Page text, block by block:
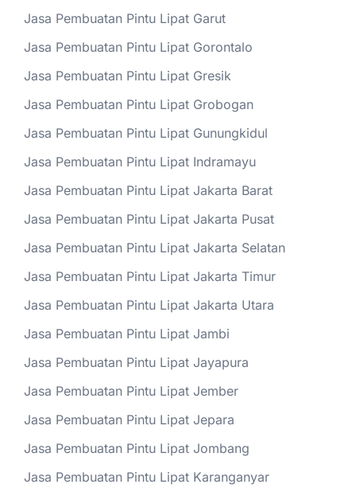
Jasa Pembuatan Pintu Lipat Garut
Jasa Pembuatan Pintu Lipat Gorontalo
Jasa Pembuatan Pintu Lipat Gresik
Jasa Pembuatan Pintu Lipat Grobogan
Jasa Pembuatan Pintu Lipat Gunungkidul
Jasa Pembuatan Pintu Lipat Indramayu
Jasa Pembuatan Pintu Lipat Jakarta Barat
Jasa Pembuatan Pintu Lipat Jakarta Pusat
Jasa Pembuatan Pintu Lipat Jakarta Selatan
Jasa Pembuatan Pintu Lipat Jakarta Timur
Jasa Pembuatan Pintu Lipat Jakarta Utara
Jasa Pembuatan Pintu Lipat Jambi
Jasa Pembuatan Pintu Lipat Jayapura
Jasa Pembuatan Pintu Lipat Jember
Jasa Pembuatan Pintu Lipat Jepara
Jasa Pembuatan Pintu Lipat Jombang
Jasa Pembuatan Pintu Lipat Karanganyar